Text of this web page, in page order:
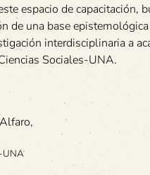
espacio de capacitación,
de una base
interdisciplinaria a
Sociales-UNA.
UNA